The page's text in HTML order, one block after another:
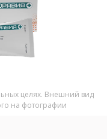
целях. Внешний вид
на фотографии